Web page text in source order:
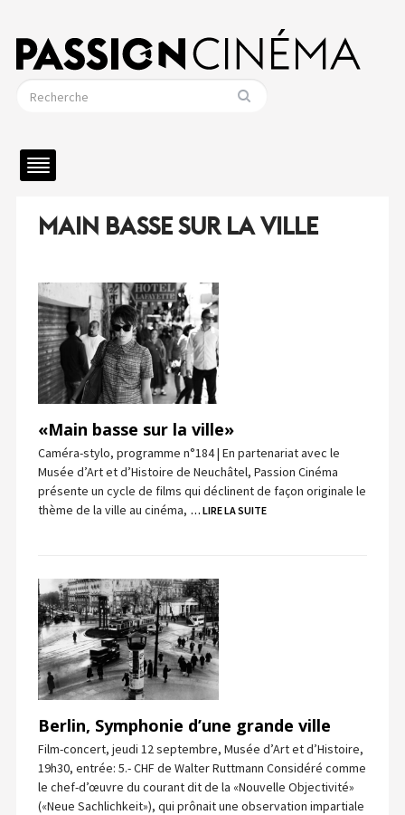
MAIN BASSE SUR LA VILLE
«Main basse sur la ville»
Caméra-stylo, programme n°184 | En partenariat avec le
Musée d’Art et d’Histoire de Neuchâtel, Passion Cinéma
présente un cycle de films qui déclinent de façon originale le
thème de la ville au cinéma, … LIRE LA SUITE
Berlin, Symphonie d’une grande ville
Film-concert, jeudi 12 septembre, Musée d’Art et d’Histoire,
19h30, entrée: 5.- CHF de Walter Ruttmann Considéré comme
le chef-d’œuvre du courant dit de la «Nouvelle Objectivité»
(«Neue Sachlichkeit»), qui prônait une observation impartiale